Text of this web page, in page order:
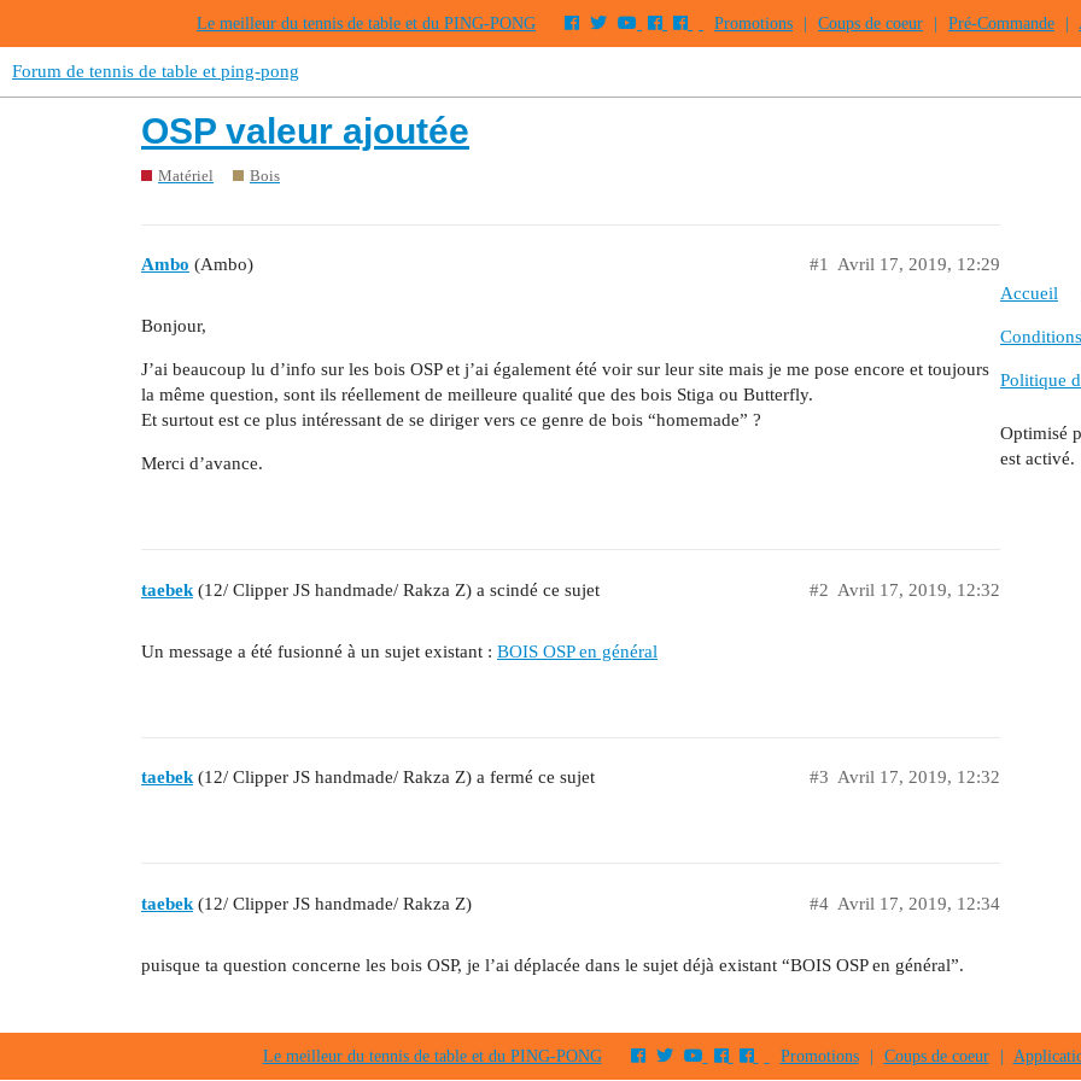
Le meilleur du tennis de table et du PING-PONG Promotions Coups de coeur Pré-Commande
Forum de tennis de table et ping-pong
OSP valeur ajoutée
Matériel Bois
Ambo (Ambo) Avril 17, 2019, 12:29
#1
Bonjour,
J’ai beaucoup lu d’info sur les bois OSP et j’ai également été voir sur leur site mais je me pose encore et toujours
la même question, sont ils réellement de meilleure qualité que des bois Stiga ou Butterfly.
Et surtout est ce plus intéressant de se diriger vers ce genre de bois “homemade” ?
Merci d’avance.
taebek (12/ Clipper JS handmade/ Rakza Z) a scindé ce sujet Avril 17, 2019, 12:32
#2
Un message a été fusionné à un sujet existant : BOIS OSP en général
taebek (12/ Clipper JS handmade/ Rakza Z) a fermé ce sujet Avril 17, 2019, 12:32
#3
taebek (12/ Clipper JS handmade/ Rakza Z) Avril 17, 2019, 12:34
#4
puisque ta question concerne les bois OSP, je l’ai déplacée dans le sujet déjà existant “BOIS OSP en général”.
Accueil
Politique
Optimisé
est activé.
Le meilleur du tennis de table et du PING-PONG Promotions | Coups de coeur |